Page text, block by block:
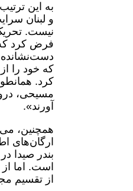
به این
و لبنان
نیست.
فرض کرد که
که خود را
کرد.
مسیحی،
آورند».
همچنین،
ارگان‌های
بندر صیدا
است. اما
از تقسیم